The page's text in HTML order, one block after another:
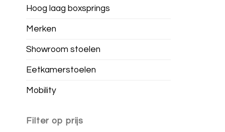
Hoog laag boxsprings
Merken
Showroom stoelen
Eetkamerstoelen
Mobility
Filter op prijs